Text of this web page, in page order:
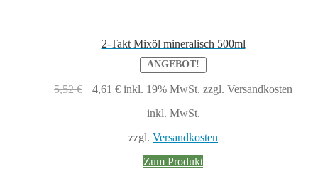
2-Takt Mixöl mineralisch 500ml
ANGEBOT!
5,52€
Ursprünglicher
4,61 €Aktueller
inkl. 19% MwSt. zzgl. Versandkosten
inkl. MwSt.
zzgl. Versandkosten
Zum Produkt